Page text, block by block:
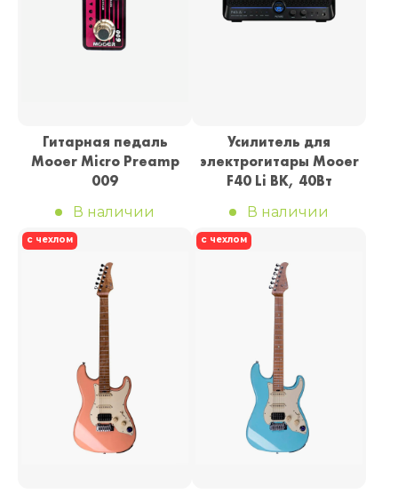
Гитарная педаль
Mooer Micro Preamp
009
В наличии
Усилитель для
электрогитары Mooer
F40 Li BK, 40Вт
В наличии
с чехлом с чехлом